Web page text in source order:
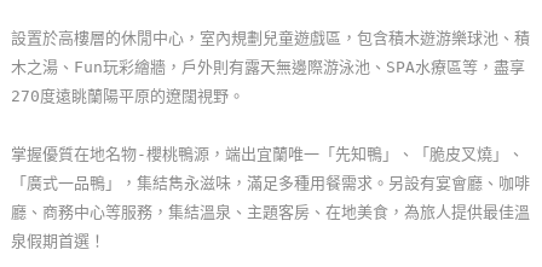
顧
客
務
顧
設置於高樓層的休閒中心，室內規劃兒童遊戲區，包含積木遊游樂球池、積
木之湯、Fun玩彩繪牆，戶外則有露天無邊際游泳池、SPA水療區等，盡享
270度遠眺蘭陽平原的遼闊視野。
掌握優質在地名物-櫻桃鴨源，端出宜蘭唯一「先知鴨」、「脆皮叉燒」、
「廣式一品鴨」，集結雋永滋味，滿足多種用餐需求。另設有宴會廳、咖啡
廳、商務中心等服務，集結溫泉、主題客房、在地美食，為旅人提供最佳溫
泉假期首選！